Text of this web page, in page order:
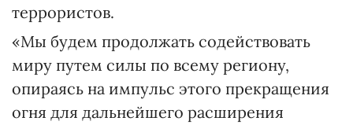
террористов.
«Мы будем продолжать содействовать
миру путем силы по всему региону,
опираясь на импульс этого прекращения
огня для дальнейшего расширения